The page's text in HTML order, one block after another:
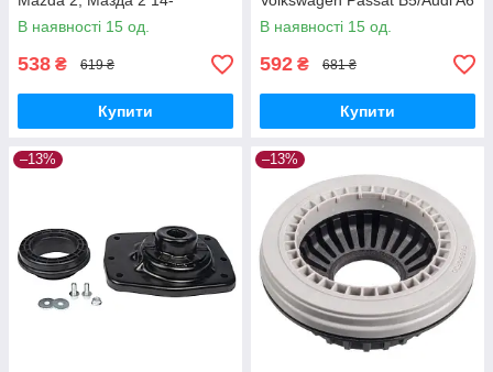
#RC71960 UAEIMEJ17
В наявності 15 од.
538 ₴ 619 ₴
Купити
#RС02196 UAWTPPB17
В наявності 15 од.
592 ₴ 681 ₴
Купити
–13% –13%